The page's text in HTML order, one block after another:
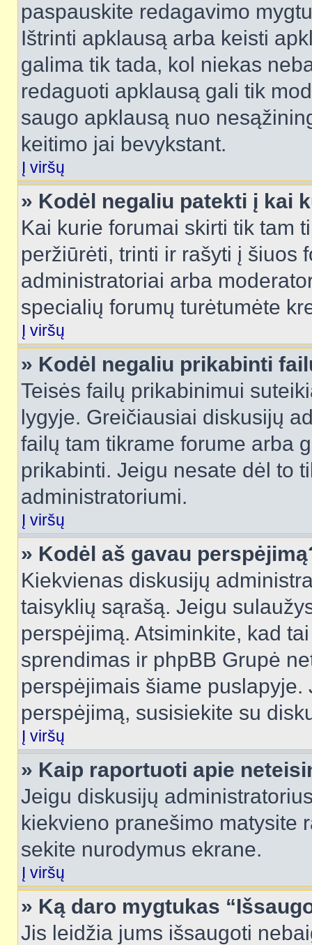
paspauskite redagavimo
Ištrinti apklausą arba keisti
galima tik tada, kol niekas
redaguoti apklausą gali tik
saugo apklausą nuo
keitimo jai bevykstant.
Į viršų
» Kodėl negaliu patekti į kai
Kai kurie forumai skirti tik tam
peržiūrėti, trinti ir rašyti į šiuos
administratoriai arba
specialių forumų turėtumėte
Į viršų
» Kodėl negaliu prikabinti
Teisės failų prikabinimui
lygyje. Greičiausiai diskusijų
failų tam tikrame forume arba
prikabinti. Jeigu nesate dėl to
administratoriumi.
Į viršų
» Kodėl aš gavau
Kiekvienas diskusijų
taisyklių sąrašą. Jeigu
perspėjimą. Atsiminkite, kad
sprendimas ir phpBB Grupė
perspėjimais šiame
perspėjimą, susisiekite su
Į viršų
» Kaip raportuoti apie
Jeigu diskusijų
kiekvieno pranešimo matysite
sekite nurodymus ekrane.
Į viršų
» Ką daro mygtukas
Jis leidžia jums išsaugoti